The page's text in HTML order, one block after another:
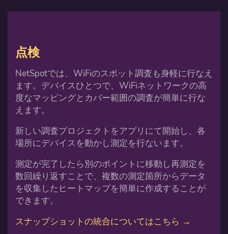
点検
NetSpotでは、WiFiのスポット調査も身軽に行なえ
ます。デバイスひとつで、WiFiネットワークの高
度なマッピングとカバー範囲の調査が簡単に行な
えます。
新しい調査プロジェクトをアプリにて開始し、各
場所にデバイスを動かし測定を行ないます。
測定が完了したら別のポイントに移動し再測定を
数回繰り返すことで、複数の測定箇所からデータ
を収集したヒートマップを簡単に作成することが
できます。
スナップショットの統合についてはこちら